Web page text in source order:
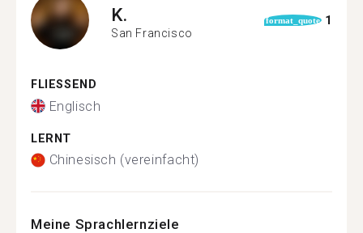
K.
San Francisco
format_quote 1
FLIESSEND
Englisch
LERNT
Chinesisch (vereinfacht)
Meine Sprachlernziele